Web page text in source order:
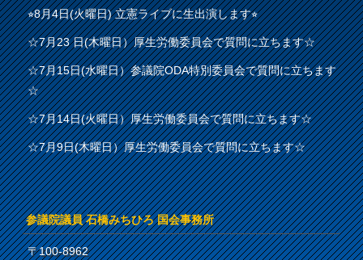
⭐︎8月4日(火曜日) 立憲ライブに生出演します⭐︎
☆7月23 日(木曜日）厚生労働委員会で質問に立ちます☆
☆7月15日(水曜日）参議院ODA特別委員会で質問に立ちます
☆
☆7月14日(火曜日）厚生労働委員会で質問に立ちます☆
☆7月9日(木曜日）厚生労働委員会で質問に立ちます☆
参議院議員 石橋みちひろ 国会事務所
〒100-8962